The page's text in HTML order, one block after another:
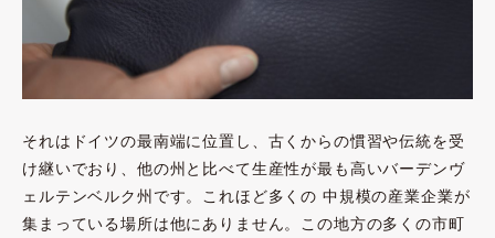
それはドイツの最南端に位置し、古くからの慣習や伝統を受
け継いでおり、他の州と比べて生産性が最も高いバーデンヴ
ェルテンベルク州です。これほど多くの 中規模の産業企業が
集まっている場所は他にありません。この地方の多くの市町